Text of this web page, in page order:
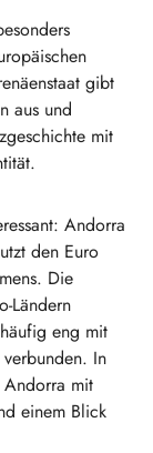
gibt
aus und
mit
Andorra
den Euro
Die
Ländern
eng mit
In
mit
einem Blick